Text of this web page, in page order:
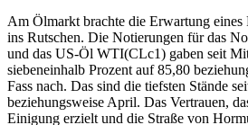
Am Ölmarkt brachte die Erwartung eines
ins Rutschen. Die Notierungen für das
und das US-Öl WTI(CLc1) gaben seit
siebeneinhalb Prozent auf 85,80
Fass nach. Das sind die tiefsten Stände
beziehungsweise April. Das Vertrauen,
Einigung erzielt und die Straße von